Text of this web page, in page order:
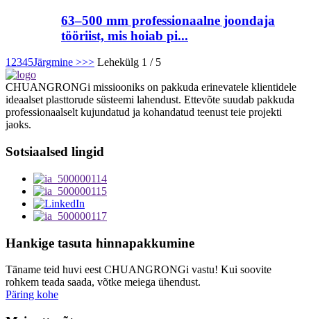
63–500 mm professionaalne joondaja
tööriist, mis hoiab pi...
12345Järgmine >>> Lehekülg 1 / 5
CHUANGRONGi missiooniks on pakkuda erinevatele klientidele
ideaalset plasttorude süsteemi lahendust. Ettevõte suudab pakkuda
professionaalselt kujundatud ja kohandatud teenust teie projekti
jaoks.
Sotsiaalsed lingid
Hankige tasuta hinnapakkumine
Täname teid huvi eest CHUANGRONGi vastu! Kui soovite
rohkem teada saada, võtke meiega ühendust.
Päring kohe